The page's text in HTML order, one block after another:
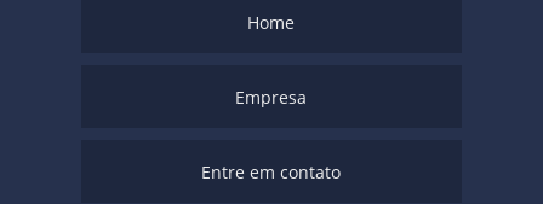
Home
Empresa
Entre em contato